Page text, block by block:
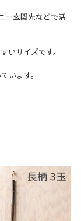
ー玄関先などで活
いサイズです。
います。